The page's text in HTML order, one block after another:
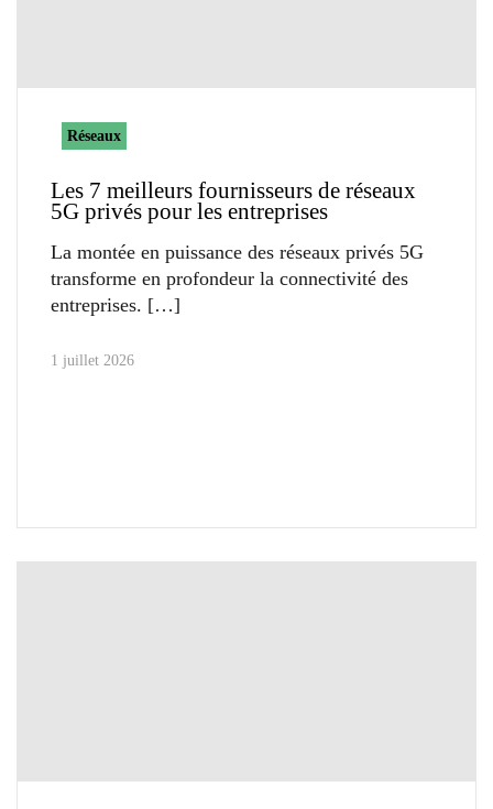
Réseaux
Les 7 meilleurs fournisseurs de réseaux
5G privés pour les entreprises
La montée en puissance des réseaux privés 5G
transforme en profondeur la connectivité des
entreprises.
1 juillet 2026